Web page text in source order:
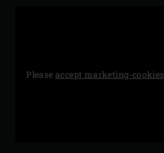
Pleaseaccept marketing-cookies